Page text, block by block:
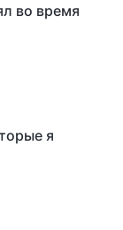
во время
я